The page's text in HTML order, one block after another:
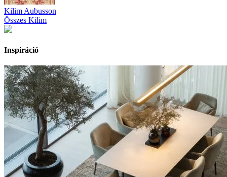
Kilim Aubusson
Összes Kilim
Inspiráció